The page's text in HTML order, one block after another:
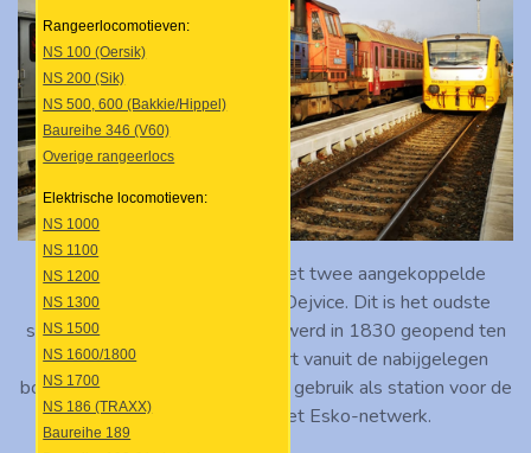
Locomotief 714.230 staat met twee aangekoppelde
rijtuigen bij het station Praha-Dejvice. Dit is het oudste
spoorwegstation van Praag en werd in 1830 geopend ten
behoeve van het houttransport vanuit de nabijgelegen
bossen. Vandaag de dag is het in gebruik als station voor de
voorstadstreinen van het Esko-netwerk.
Rangeerlocomotieven:
NS 100 (Oersik)
NS 200 (Sik)
NS 500, 600 (Bakkie/Hippel)
Baureihe 346 (V60)
Overige rangeerlocs
Elektrische locomotieven:
NS 1000
NS 1100
NS 1200
NS 1300
NS 1500
NS 1600/1800
NS 1700
NS 186 (TRAXX)
Baureihe 189